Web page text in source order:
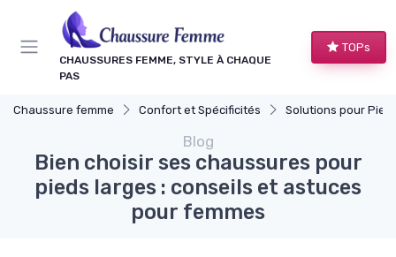
CHAUSSURES FEMME, STYLE À CHAQUE
PAS
TOPs
Chaussure femme Confort et Spécificités Solutions pour Pieds
Blog
Bien choisir ses chaussures pour
pieds larges : conseils et astuces
pour femmes
Panneau de gestion des cookies